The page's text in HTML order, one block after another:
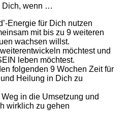
Dich, wenn …
Energie für Dich nutzen
mit bis zu 9 weiteren
wachsen willst.
möchtest und
leben möchtest.
folgenden 9 Wochen Zeit für
Heilung in Dich zu
in die Umsetzung und
wirklich zu gehen